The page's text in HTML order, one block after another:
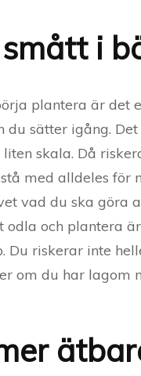
i
plantera är det
du sätter igång.
skala. Då
med alldeles för
vad du ska göra
odla och plantera
Du riskerar inte
om du har lagom